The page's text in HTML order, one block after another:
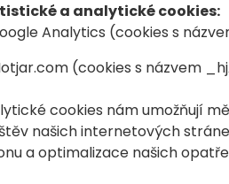
a analytické cookies:
Analytics (cookies s
(cookies s názvem
cookies nám umožňují
našich internetových
a optimalizace našich